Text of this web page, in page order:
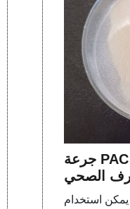
جرعة PAC وPAM المستخدمة في
الصحي
يمكن استخدام PAM كمادة ندفة في معالجة